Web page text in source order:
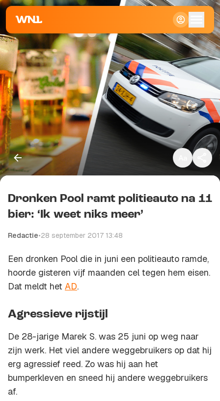
Standaard
Groot
Kopieer link
Dronken Pool ramt politieauto na 11
bier: ‘Ik weet niks meer’
Redactie•28 september 2017 13:48
Een dronken Pool die in juni een politieauto ramde,
hoorde gisteren vijf maanden cel tegen hem eisen.
Dat meldt het AD.
Agressieve rijstijl
De 28-jarige Marek S. was 25 juni op weg naar
zijn werk. Het viel andere weggebruikers op dat hij
erg agressief reed. Zo was hij aan het
bumperkleven en sneed hij andere weggebruikers
af.